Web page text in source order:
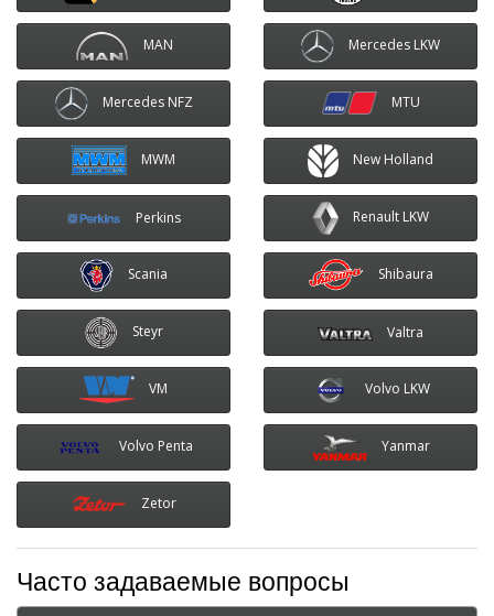
MAN Mercedes LKW
Mercedes NFZ MTU
MWM New Holland
Perkins Renault LKW
Scania Shibaura
Steyr Valtra
VM Volvo LKW
Volvo Penta Yanmar
Zetor
Часто задаваемые вопросы